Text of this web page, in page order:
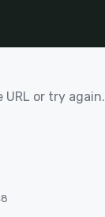
or try again.